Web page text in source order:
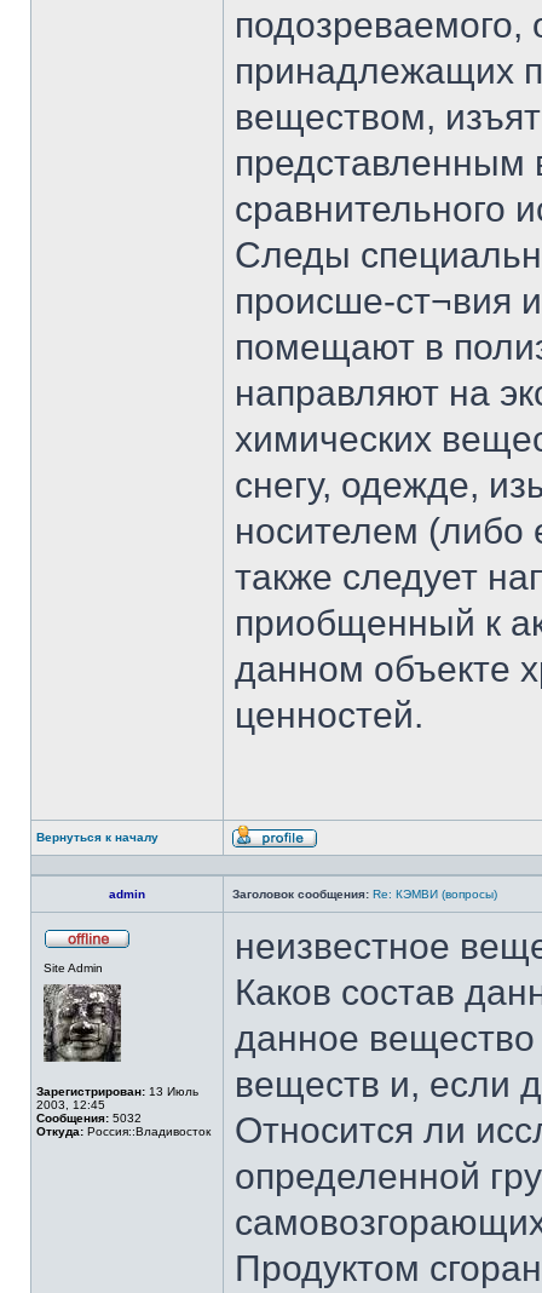
подозреваемого,
принадлежащих
веществом,
представленным
сравнительного
Следы
происше-ст¬вия
помещают в
направляют на
химических
снегу, одежде,
носителем (либо
также следует
приобщенный к
данном объекте
ценностей.
Вернуться к началу
Профиль
admin Заголовок сообщения: Re: КЭМВИ (вопросы)
Site Admin
Зарегистрирован: 13 Июль
2003, 12:45
Сообщения: 5032
Откуда: Россия::Владивосток
неизвестное
Каков состав
данное вещество
веществ и, если
Относится ли
определенной
Продуктом